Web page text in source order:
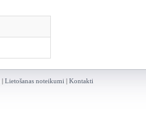
| Lietošanas noteikumi | Kontakti